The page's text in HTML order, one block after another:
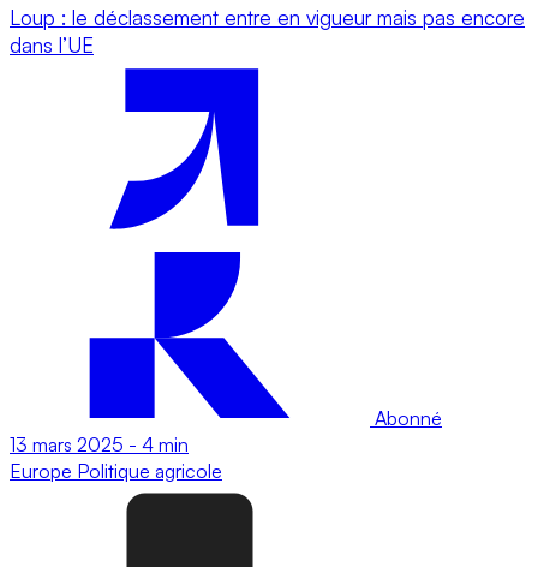
Loup : le déclassement entre en vigueur mais pas encore
dans l’UE
Abonné
13 mars 2025 - 4 min
Europe Politique agricole